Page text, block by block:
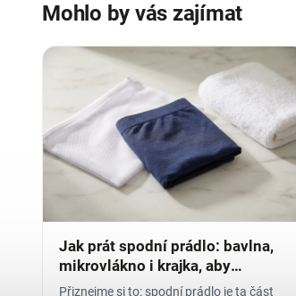
Mohlo by vás zajímat
Jak prát spodní prádlo: bavlna,
mikrovlákno i krajka, aby
vydrželo
Přiznejme si to: spodní prádlo je ta část